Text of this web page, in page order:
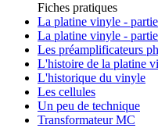
Fiches pratiques
La platine vinyle -
La platine vinyle - partie
Les préamplificateurs
L'histoire de la platine
L'historique du vinyle
Les cellules
Un peu de technique
Transformateur MC